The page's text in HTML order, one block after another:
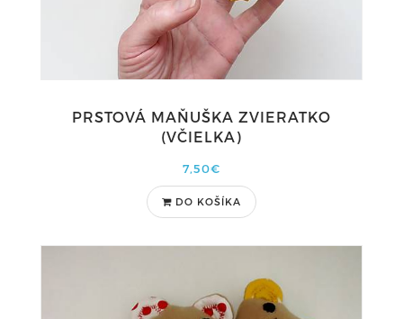
PRSTOVÁ MAŇUŠKA ZVIERATKO
(VČIELKA)
7,50€
DO KOŠÍKA